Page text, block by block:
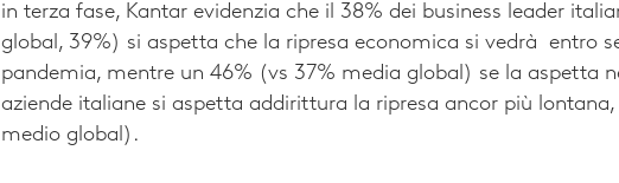
in terza fase, Kantar evidenzia che il 38% dei business leader
global, 39%) si aspetta che la ripresa economica si vedrà entro
pandemia, mentre un 46% (vs 37% media global) se la aspetta
aziende italiane si aspetta addirittura la ripresa ancor più
medio global).